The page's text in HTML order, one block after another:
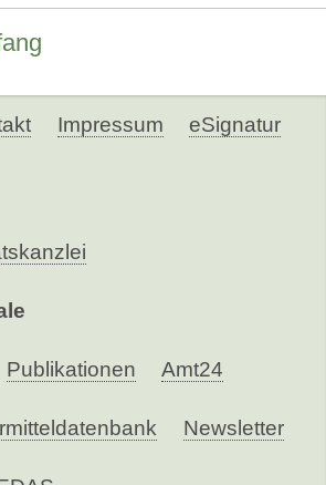
Impressum eSignatur
Publikationen Amt24
Newsletter